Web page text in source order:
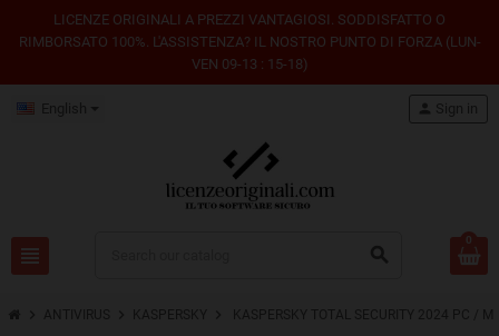
LICENZE ORIGINALI A PREZZI VANTAGIOSI. SODDISFATTO O
RIMBORSATO 100%. L'ASSISTENZA? IL NOSTRO PUNTO DI FORZA (LUN-
VEN 09-13 : 15-18)
view_headline search
person Sign in
0